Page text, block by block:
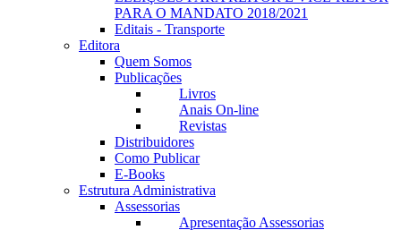
PARA O MANDATO 2018/2021
Editais - Transporte
Editora
Quem Somos
Publicações
Livros
Anais On-line
Revistas
Distribuidores
Como Publicar
E-Books
Estrutura Administrativa
Assessorias
Apresentação Assessorias